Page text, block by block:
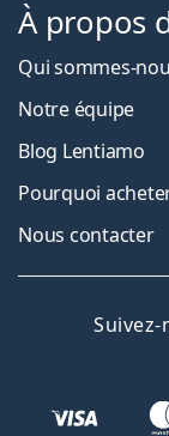
À propos
Qui sommes-
Notre équipe
Blog Lentiamo
Pourquoi
Nous contacter